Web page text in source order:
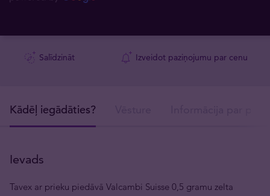
Salīdzināt Izveidot paziņojumu par cenu
Kādēļ iegādāties?
Ievads
Tavex ar prieku piedāvā Valcambi Suisse 0,5 gramu zelta